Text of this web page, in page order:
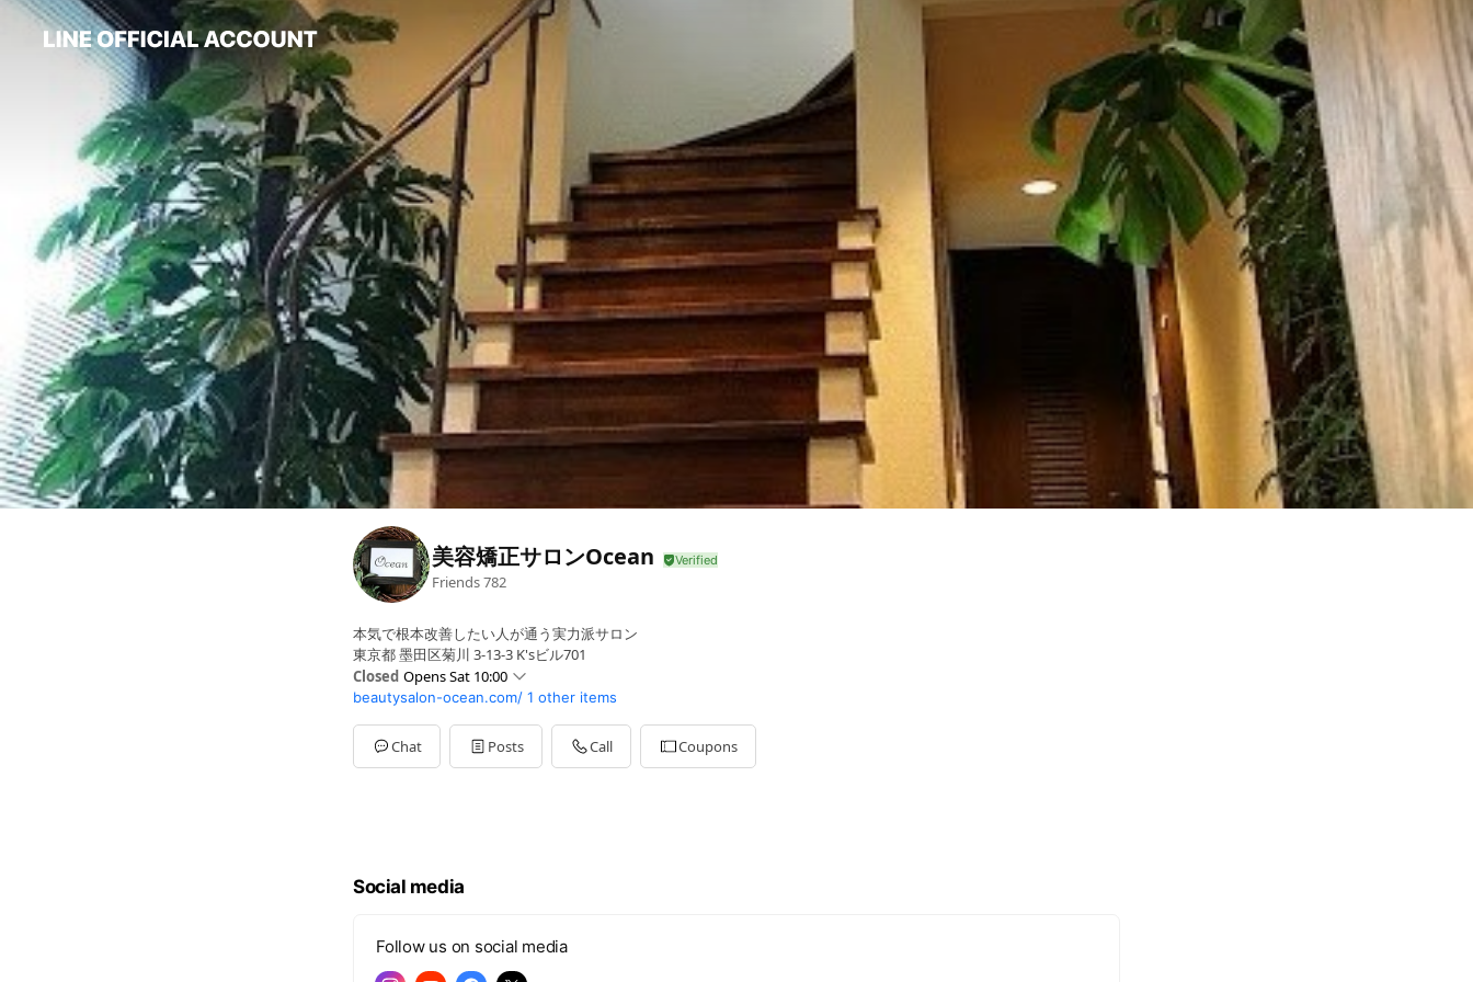
美容矯正サロンOcean
Friends782
本気で根本改善したい人が通う実力派サロン
東京都 墨田区菊川 3-13-3 K'sビル701
Closed Opens Sat 10:00
Sun10:00 - 22:00
Mon10:00 - 22:00
Tue10:00 - 22:00
Wed10:00 - 22:00
beautysalon-ocean.com/ 1 other items
Chat Posts Call Coupons
Social media
Follow us on social media